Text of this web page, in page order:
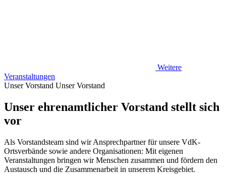
Weitere
Veranstaltungen
Unser Vorstand Unser Vorstand
Unser ehrenamtlicher Vorstand stellt sich
vor
Als Vorstandsteam sind wir Ansprechpartner für unsere VdK-
Ortsverbände sowie andere Organisationen: Mit eigenen
Veranstaltungen bringen wir Menschen zusammen und fördern den
Austausch und die Zusammenarbeit in unserem Kreisgebiet.